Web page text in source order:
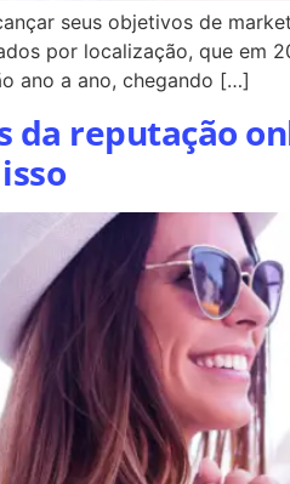
seus objetivos de
por localização, que em
ano a ano, chegando […]
reputação